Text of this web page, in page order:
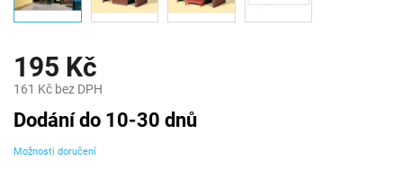
195 Kč
161 Kč bez DPH
Měrná
cena:
Dodání do 10-30 dnů
Možnosti doručení